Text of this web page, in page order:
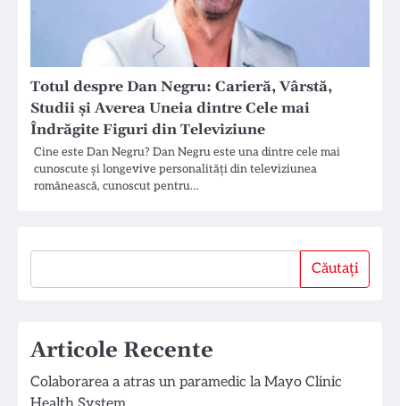
Totul despre Dan Negru: Carieră, Vârstă,
Studii și Averea Uneia dintre Cele mai
Îndrăgite Figuri din Televiziune
Cine este Dan Negru? Dan Negru este una dintre cele mai
cunoscute și longevive personalități din televiziunea
românească, cunoscut pentru…
Căutați
Articole Recente
Colaborarea a atras un paramedic la Mayo Clinic